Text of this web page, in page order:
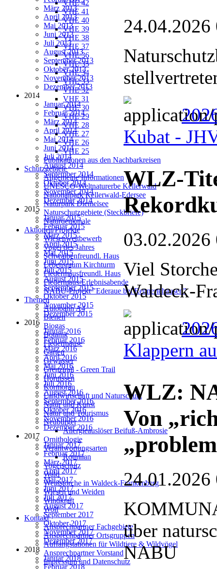
VHE 42
VHE 41
VHE 40
VHE 39
VHE 38
VHE 37
VHE 36
VHE 35
VHE 34
VHE 33
VHE 32
VHE 31
VHE 30
VHE 29
VHE 28
VHE 27
VHE 26
VHE 25
Publikationen aus den Nachbarkreisen
Schutzgebiete
Allgemeine Informationen
UNESCO-Weltnaturerbe Kellerwald
Nationalpark Kellerwald-Edersee
Naturpark Diemelsee
Naturschutzgebiete (Steckbriefe)
Naturdenkmale
Aktionen/Projekte
Wiesenwettbewerb
Vogel des Jahres
Schwalbenfreundl. Haus
Lebensraum Kirchturm
Fledermausfreundl. Haus
Fledermaus-Erlebnisabende
NABU-Projekt "Ederaue bei Rennertehausen"
Themen
Autobahn A4
Bienen
Biogas
Botanik
Fledermäuse
Garten
Gewässer
Grenztrail - Green Trail
Hornissen
Kormoran
Landwirtschaft und Naturschutz
Natur und Kunst
Natur und Tourismus
Neubürger
Allergieauslöser Beifuß-Ambrosie
Ornithologie
Verantwortungsarten
Rotmilan
Vogelschutz
Wald
Weißstörche in Waldeck-Frankenberg
Wiesen und Weiden
Windkraft
Wolf
Kontakt
Ansprechpartner Fachgebiete
Ansprechpartner Ortsgruppen
Auffangstationen für Wildtiere & Wildvögel
Ansprechpartner Vorstand
Impressum und Datenschutz
März 2013
April 2013
Mai 2013
Juni 2013
Juli 2013
August 2013
September 2013
Oktober 2013
November 2013
Dezember 2013
2014
Januar 2014
Februar 2014
März 2014
April 2014
Mai 2014
Juni 2014
Juli 2014
August 2014
September 2014
Oktober 2014
November 2014
Dezember 2014
2015
Januar 2015
Februar 2015
März 2015
April 2015
Mai 2015
Juni 2015
Juli 2015
August 2015
September 2015
Oktober 2015
November 2015
Dezember 2015
2016
Januar 2016
Februar 2016
März 2016
April 2016
Mai 2016
Juni 2016
Juli 2016
August 2016
September 2016
Oktober 2016
November 2016
Dezember 2016
2017
Januar 2017
Februar 2017
März 2017
April 2017
Mai 2017
Juni 2017
Juli 2017
August 2017
September 2017
Oktober 2017
November 2017
Dezember 2017
2018
Januar 2018
Februar 2018
24.04.2026
Kubat -
WLZ-
03.02.2026
Viel
Waldeck-
Klappern
WLZ:
Von
24.01.2026
über
NABU